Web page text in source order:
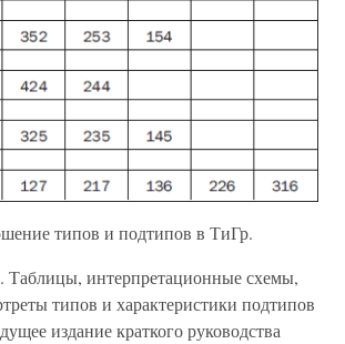
типов и подтипов в ТиГр.
интерпретационные схемы,
типов и характеристики подтипов
издание краткого руководства